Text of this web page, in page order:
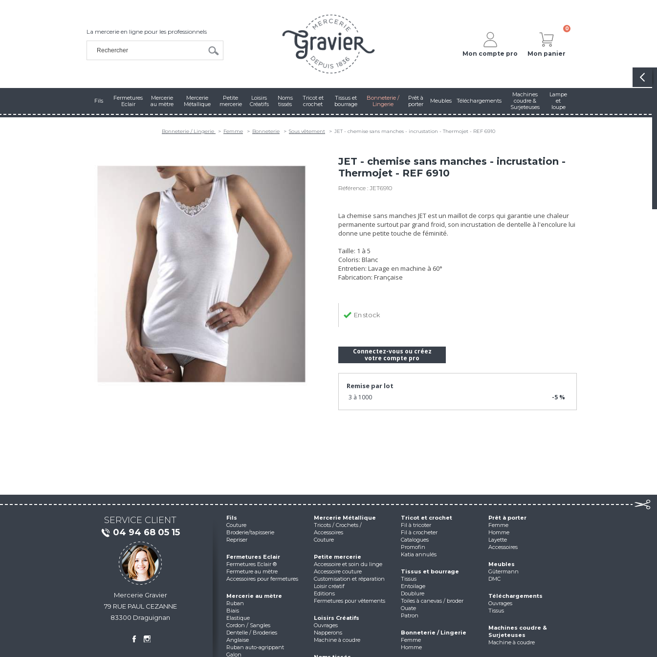
La mercerie en ligne pour les professionnels
Mon compte pro
0
Mon panier
Fils
Fermetures
Eclair
Mercerie
au mètre
Mercerie
Métallique
Petite
mercerie
Loisirs
Créatifs
Noms
tissés
Tricot et
crochet
Tissus et
bourrage
Bonneterie /
Lingerie
Prêt à
porter
Meubles Téléchargements
Machines
coudre &
Surjeteuses
Lampe
et
loupe
Bonneterie / Lingerie Femme Bonneterie Sous vêtement JET - chemise sans manches - incrustation - Thermojet - REF 6910
JET - chemise sans manches - incrustation -
Thermojet - REF 6910
Référence : JET6910
La chemise sans manches JET est un maillot de corps qui garantie une chaleur
permanente surtout par grand froid, son incrustation de dentelle à l'encolure lui
donne une petite touche de féminité.
Taille: 1 à 5
Coloris: Blanc
Entretien: Lavage en machine à 60°
Fabrication: Française
En stock
Connectez-vous ou créez
votre compte pro
Remise par lot
3 à 1000 -5 %
SERVICE CLIENT
04 94 68 05 15
Mercerie Gravier
79 RUE PAUL CEZANNE
83300 Draguignan
Fils
Couture
Broderie/tapisserie
Repriser
Fermetures Eclair
Fermetures Eclair ®
Fermeture au mètre
Accessoires pour fermetures
Mercerie au mètre
Ruban
Biais
Elastique
Cordon / Sangles
Dentelle / Broderies
Anglaise
Ruban auto-agrippant
Galon
Mercerie Métallique
Tricots / Crochets /
Accessoires
Couture
Petite mercerie
Accessoire et soin du linge
Accessoire couture
Customisation et réparation
Loisir créatif
Editions
Fermetures pour vêtements
Loisirs Créatifs
Ouvrages
Napperons
Machine à coudre
Tricot et crochet
Fil à tricoter
Fil à crocheter
Catalogues
Promofin
Katia annulés
Tissus et bourrage
Tissus
Entoilage
Doublure
Toiles à canevas / broder
Ouate
Patron
Bonneterie / Lingerie
Femme
Homme
Prêt à porter
Femme
Homme
Layette
Accessoires
Meubles
Gütermann
DMC
Téléchargements
Ouvrages
Tissus
Machines coudre &
Surjeteuses
Machine à coudre